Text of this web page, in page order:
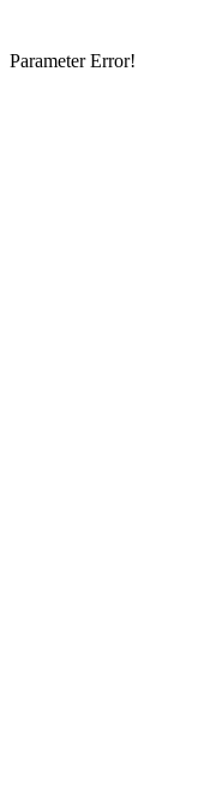
Parameter Error!